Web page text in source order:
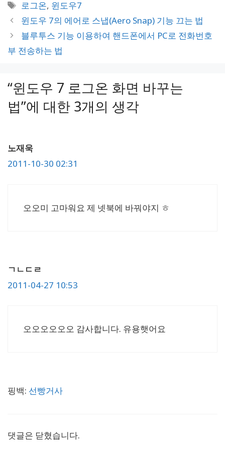
리
태
그
로그온, 윈도우7
윈도우 7의 에어로 스냅(Aero Snap) 기능 끄는 법
블루투스 기능 이용하여 핸드폰에서 PC로 전화번호
부 전송하는 법
“윈도우 7 로그온 화면 바꾸는
법”에 대한 3개의 생각
노재욱
2011-10-30 02:31
오오미 고마워요 제 넷북에 바꿔야지 ㅎ
ㄱㄴㄷㄹ
2011-04-27 10:53
오오오오오오 감사합니다. 유용햇어요
핑백: 선빵거사
댓글은 닫혔습니다.